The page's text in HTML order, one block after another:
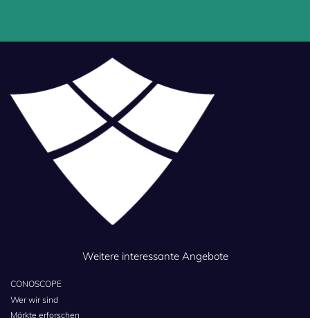
Weitere interessante Angebote
CONOSCOPE
Wer wir sind
Märkte erforschen